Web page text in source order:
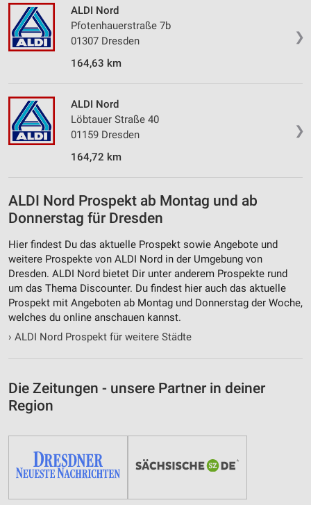
❯
ALDI Nord
Pfotenhauerstraße 7b
01307 Dresden
164,63 km
❯
ALDI Nord
Löbtauer Straße 40
01159 Dresden
164,72 km
ALDI Nord Prospekt ab Montag und ab
Donnerstag für Dresden
Hier findest Du das aktuelle Prospekt sowie Angebote und
weitere Prospekte von ALDI Nord in der Umgebung von
Dresden. ALDI Nord bietet Dir unter anderem Prospekte rund
um das Thema Discounter. Du findest hier auch das aktuelle
Prospekt mit Angeboten ab Montag und Donnerstag der Woche,
welches du online anschauen kannst.
› ALDI Nord Prospekt für weitere Städte
Die Zeitungen - unsere Partner in deiner
Region